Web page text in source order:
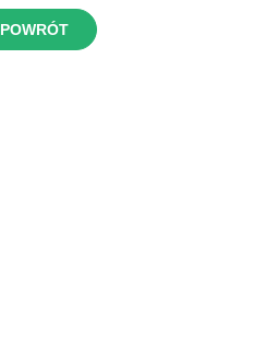
POWRÓT